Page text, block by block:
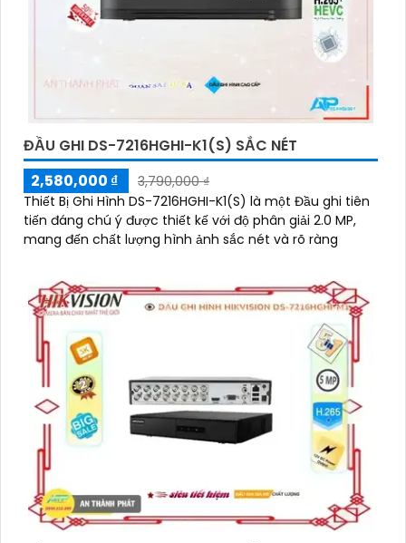
ĐẦU GHI DS-7216HGHI-K1(S) SẮC NÉT
2,580,000 ₫
3,790,000 ₫
Thiết Bị Ghi Hình DS-7216HGHI-K1(S) là một Đầu ghi tiên
tiến đáng chú ý được thiết kế với độ phân giải 2.0 MP,
mang đến chất lượng hình ảnh sắc nét và rõ ràng